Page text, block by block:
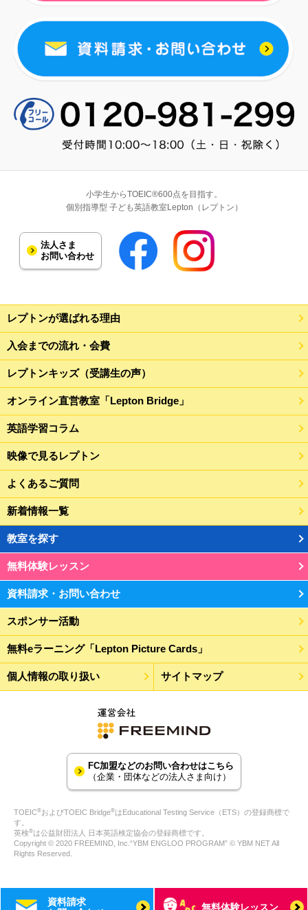
小学生からTOEIC®600点を目指す。
個別指導型 子ども英語教室Lepton（レプトン）
法人さま
お問い合わせ
レプトンが選ばれる理由
入会までの流れ・会費
レプトンキッズ（受講生の声）
オンライン直営教室「Lepton Bridge」
英語学習コラム
映像で見るレプトン
よくあるご質問
新着情報一覧
教室を探す
無料体験レッスン
資料請求・お問い合わせ
スポンサー活動
無料eラーニング「Lepton Picture Cards」
個人情報の取り扱い サイトマップ
FC加盟などのお問い合わせはこちら
（企業・団体などの法人さま向け）
TOEIC®およびTOEIC Bridge®はEducational Testing Service（ETS）の登録商標で
す。
英検®は公益財団法人 日本英語検定協会の登録商標です。
Copyright © 2020 FREEMIND, Inc.“YBM ENGLOO PROGRAM” © YBM NET All
Rights Reserved.
資料請求
無料体験レッスン